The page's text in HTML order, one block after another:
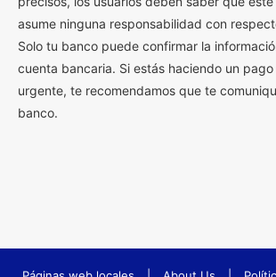
asume ninguna responsabilidad con
Solo tu banco puede confirmar la
cuenta bancaria. Si estás haciendo un
urgente, te recomendamos que te
banco.